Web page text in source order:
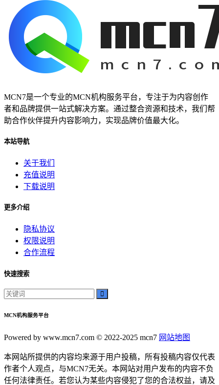
改变了我们的娱乐方式
数字内容part1:在当今的数字化时代
网络娱乐
视频网页
游戏物品
游戏高级资源
游戏代挂服务
提升游戏等级
让您的游戏生活更加轻松愉快。QQ代挂
本文将为您详细介绍QQ等级代挂的好处和选择优质代挂服务
启示感动
神秘美丽
远方故事
桃陌
网络销售
QQ客服
企业增长
生活窍门
时尚美妆
个人展示
创意达人
快手投流
红人成长历程
明星背后的故事
最新电影
MCN7是一个专业的MCN机构服务平台，专注于为内容创作
者和品牌提供一站式解决方案。通过整合资源和技术，我们帮
助合作伙伴提升内容影响力，实现品牌价值最大化。
本站导航
关于我们
充值说明
下载说明
更多介绍
隐私协议
权限说明
合作流程
快速搜索
MCN机构服务平台
Powered by www.mcn7.com © 2022-2025 mcn7 网站地图
本网站所提供的内容均来源于用户投稿，所有投稿内容仅代表
作者个人观点，与MCN7无关。本网站对用户发布的内容不负
任何法律责任。若您认为某些内容侵犯了您的合法权益，请及